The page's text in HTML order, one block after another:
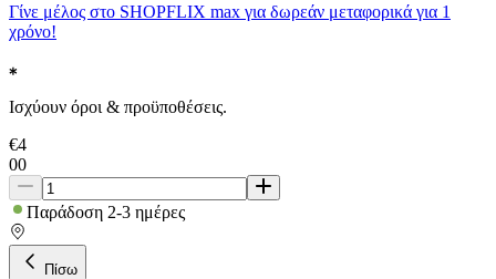
Γίνε μέλος στο SHOPFLIX max για δωρεάν μεταφορικά για 1
χρόνο!
Ισχύουν όροι & προϋποθέσεις.
€4
00
Παράδοση 2-3 ημέρες
Πίσω